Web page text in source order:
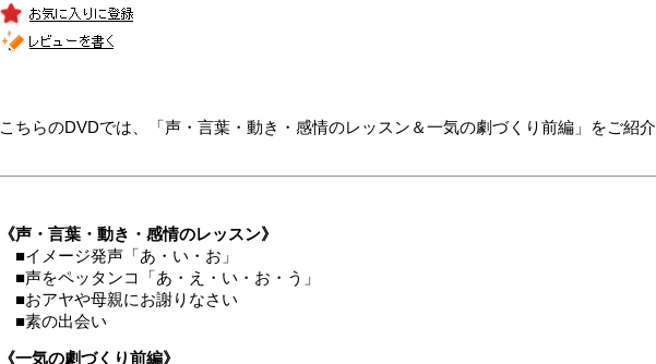
こちらのDVDでは、「声・言葉・動き・感情のレッスン＆一気の劇づくり前編」をご紹介
《声・言葉・動き・感情のレッスン》
■イメージ発声「あ・い・お」
■声をペッタンコ「あ・え・い・お・う」
■おアヤや母親にお謝りなさい
■素の出会い
《一気の劇づくり前編》